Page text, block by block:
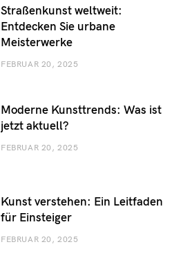
Straßenkunst weltweit:
Entdecken Sie urbane
Meisterwerke
FEBRUAR 20, 2025
Moderne Kunsttrends: Was ist
jetzt aktuell?
FEBRUAR 20, 2025
Kunst verstehen: Ein Leitfaden
für Einsteiger
FEBRUAR 20, 2025